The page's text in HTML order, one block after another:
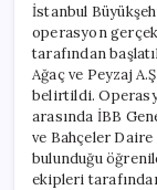
İstanbul
operasyon
tarafından
Ağaç ve Peyzaj
belirtildi.
arasında İBB
ve Bahçeler Daire
bulunduğu
ekipleri